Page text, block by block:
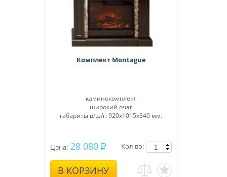
Комплект Montague
каминокомплект
широкий очаг
габариты в/ш/г: 920х1015х340 мм.
Цена: 28 080
В КОРЗИНУ
Кол-во: